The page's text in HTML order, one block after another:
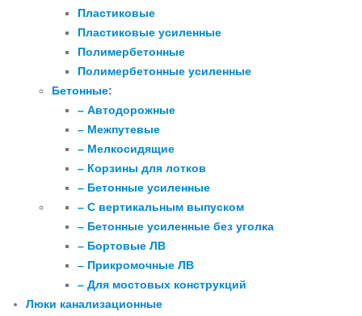
Пластиковые
Пластиковые усиленные
Полимербетонные
Полимербетонные усиленные
Бетонные:
– Автодорожные
– Межпутевые
– Мелкосидящие
– Корзины для лотков
– Бетонные усиленные
– С вертикальным выпуском
– Бетонные усиленные без уголка
– Бортовые ЛВ
– Прикромочные ЛВ
– Для мостовых конструкций
Люки канализационные